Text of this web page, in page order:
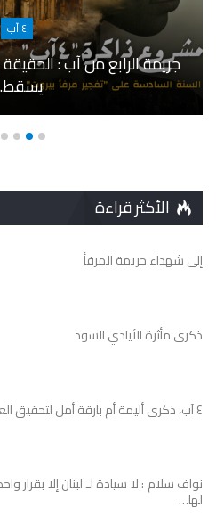
٤ آب
جريمة الرابع من آب :
الأكثر قراءة
إلى شهداء جريمة المرفأ
ذكرى مأثرة الأيادي السود
٤ آب، ذكرى أليمة أم بارقة أمل لتحقيق العدالة؟
نواف سلام : لا سيادة لـ لبنان إلا بقرار
لها…